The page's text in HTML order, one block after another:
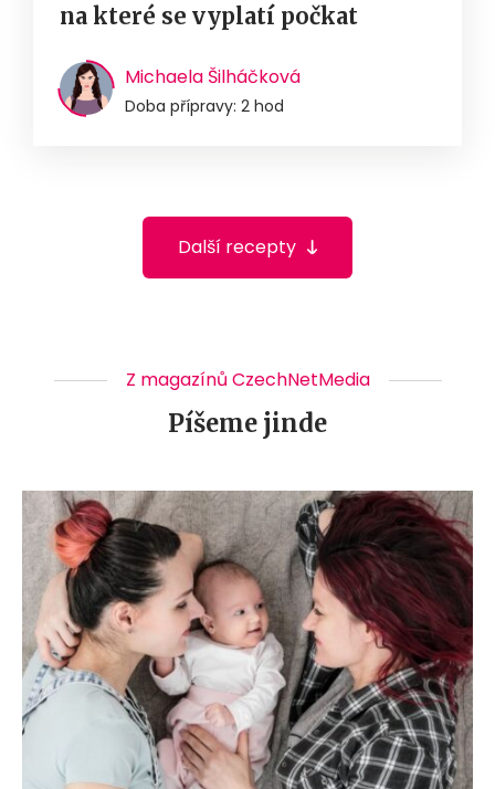
na které se vyplatí počkat
Michaela Šilháčková
Doba přípravy: 2 hod
Další recepty
Z magazínů CzechNetMedia
Píšeme jinde